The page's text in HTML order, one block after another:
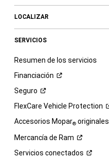
LOCALIZAR
SERVICIOS
Resumen de los servicios
Financiación
Seguro
FlexCare Vehicle Protection
Accesorios Mopar®originales
Mercancía de Ram
Servicios conectados